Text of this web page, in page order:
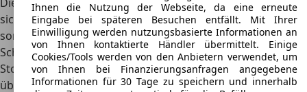
sich in sanften Schwüngen um den Rahmen. An der Front
sorgen die hinter Klarglasabdeckungen eingelassenen
Scheinwerfer sowie das Fehlen von abgesetzten
Stoßfängern für eine sanft abgerundete Linie, die sich
über eine lange Motorhaube bis zur kleinen Frontscheibe
Ihnen die Nutzung der Webseite, da eine erneute
Eingabe bei späteren Besuchen entfällt. Mit Ihrer
Einwilligung werden nutzungsbasierte Informationen an
von Ihnen kontaktierte Händler übermittelt. Einige
Cookies/Tools werden von den Anbietern verwendet, um
von Ihnen bei Finanzierungsanfragen angegebene
Informationen für 30 Tage zu speichern und innerhalb